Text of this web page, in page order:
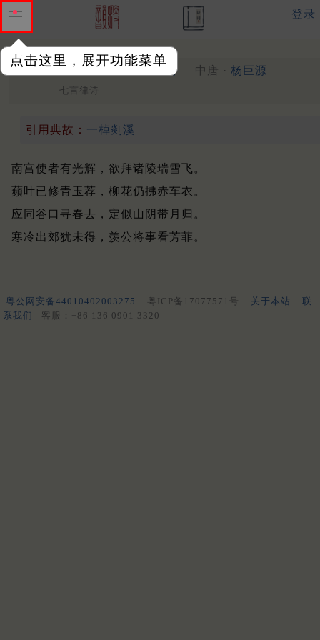
点击这里，展开功能菜单
登录
卢郎中拜陵遇雪蒙见召因寄 中唐 · 杨巨源
七言律诗
引用典故： 一棹剡溪
南宫使者有光辉，欲拜诸陵瑞雪飞。
蘋叶已修青玉荐，柳花仍拂赤车衣。
应同谷口寻春去，定似山阴带月归。
寒冷出郊犹未得，羡公将事看芳菲。
粤公网安备44010402003275 粤ICP备17077571号 关于本站
联
系我们
客服：+86 136 0901 3320